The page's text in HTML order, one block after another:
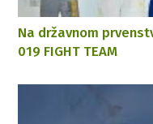
Na državnom
019 FIGHT TEAM